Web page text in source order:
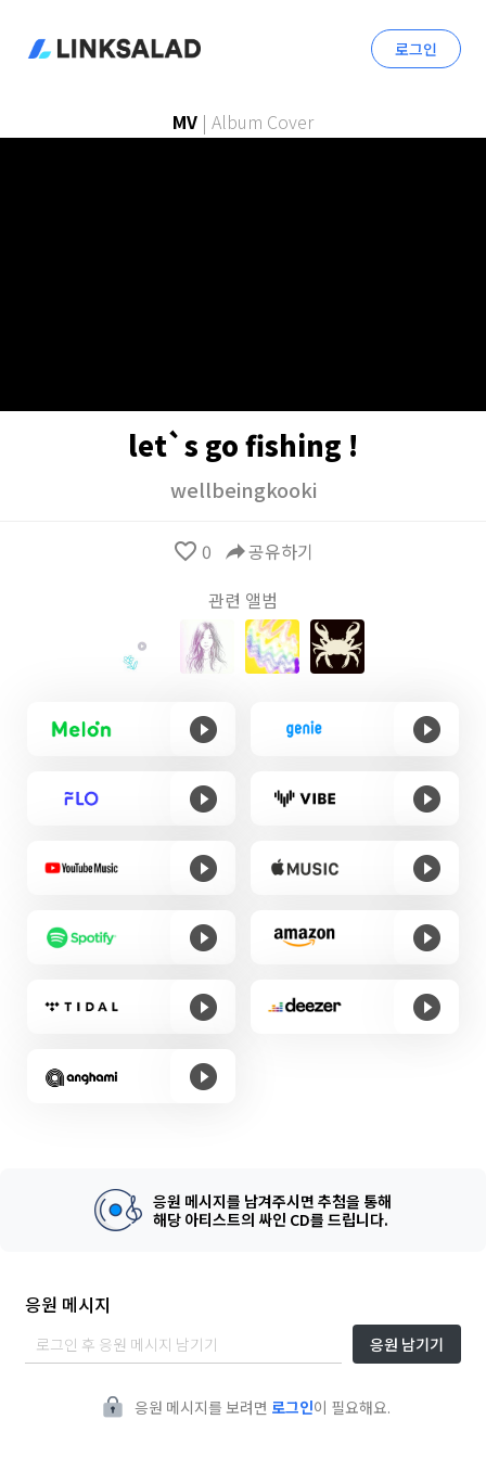
로그인
MV | Album Cover
let`s go fishing !
wellbeingkooki
favorite_border 0 reply공유하기
관련 앨범
응원 메시지를 남겨주시면 추첨을 통해
해당 아티스트의 싸인 CD를 드립니다.
응원 메시지
응원 남기기
응원 메시지를 보려면 로그인이 필요해요.